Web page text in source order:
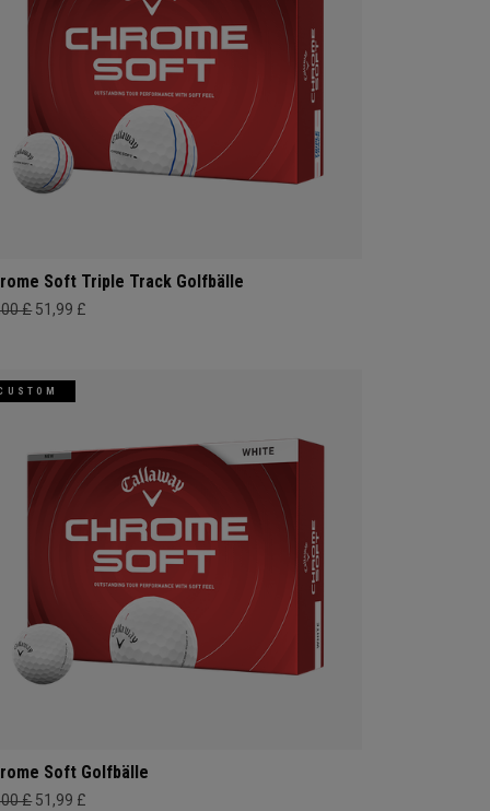
Soft Triple Track Golfbälle
£ 51,99 £
Soft Golfbälle
£ 51,99 £